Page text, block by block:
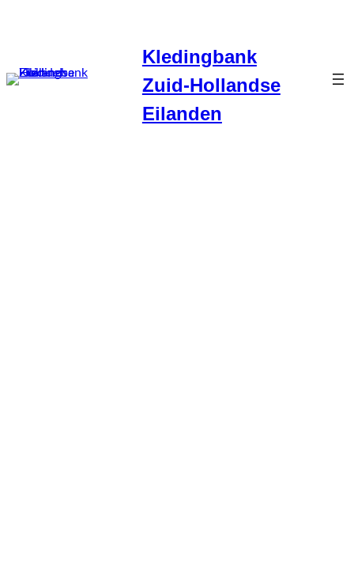
inhoud
Kledingbank
Zuid-Hollandse
Eilanden